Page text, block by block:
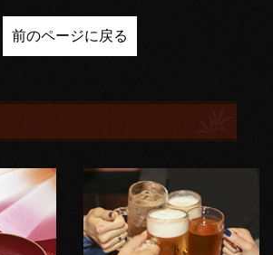
前のページに戻る